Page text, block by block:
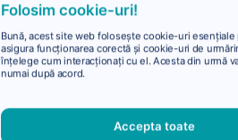
Folosim cookie-uri!
Bună, acest site web folosește cookie-uri esențiale
asigura funcționarea corectă și cookie-uri de
înțelege cum interacționați cu el. Acesta din urmă
numai după acord.
Accepta toate